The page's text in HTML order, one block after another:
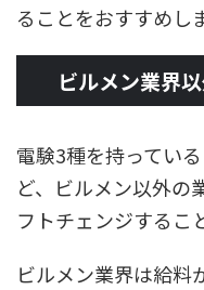
ることをおすすめし
ビルメン業界
電験3種を持ってい
ど、ビルメン以外の
フトチェンジするこ
ビルメン業界は給料